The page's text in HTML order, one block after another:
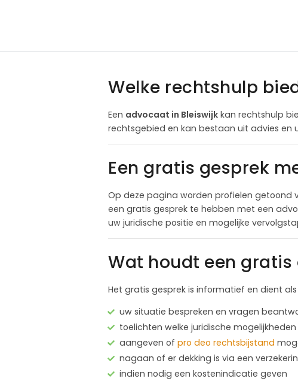
Welke rechtshulp
Een advocaat in Bleiswijk kan rechtshulp
rechtsgebied en kan bestaan uit advies en
Een gratis gesprek
Op deze pagina worden profielen getoond
een gratis gesprek te hebben met een
uw juridische positie en mogelijke
Wat houdt een
Het gratis gesprek is informatief en dient
uw situatie bespreken en vragen
toelichten welke juridische mogelijkheden
aangeven of pro deo rechtsbijstand
nagaan of er dekking is via een
indien nodig een kostenindicatie geven